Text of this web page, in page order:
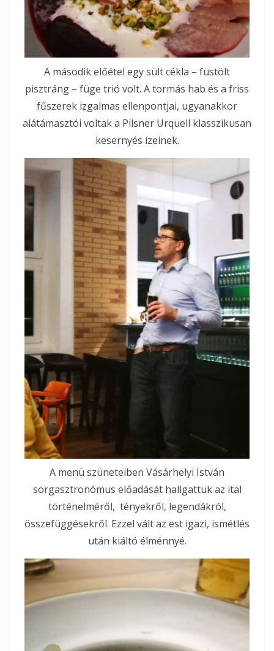
A második előétel egy sült cékla – füstölt
pisztráng – füge trió volt. A tormás hab és a friss
fűszerek izgalmas ellenpontjai, ugyanakkor
alátámasztói voltak a Pilsner Urquell klasszikusan
kesernyés ízeinek.
A menü szüneteiben Vásárhelyi István
sörgasztronómus előadását hallgattuk az ital
történelméről, tényekről, legendákról,
összefüggésekről. Ezzel vált az est igazi, ismétlés
után kiáltó élménnyé.